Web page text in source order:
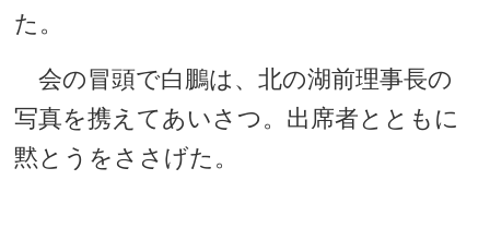
た。
会の冒頭で白鵬は、北の湖前理事長の
写真を携えてあいさつ。出席者とともに
黙とうをささげた。